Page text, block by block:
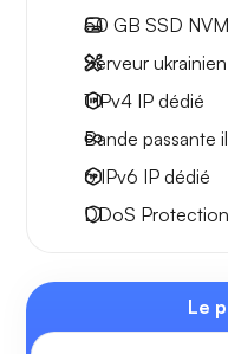
50 GB SSD
Serveur
1 IPv4 IP dédié
Bande passante
6 IPv6 IP dédié
DDoS Protection
Le